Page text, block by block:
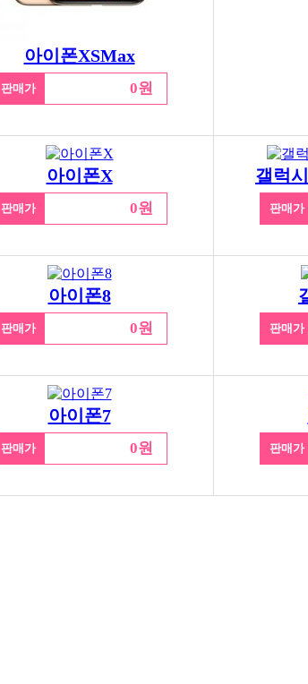
아이폰XSMax
판매가 0원
아이폰X
판매가 0원
갤럭
판매가
아이폰8
판매가 0원 판매가
아이폰7
판매가 0원 판매가